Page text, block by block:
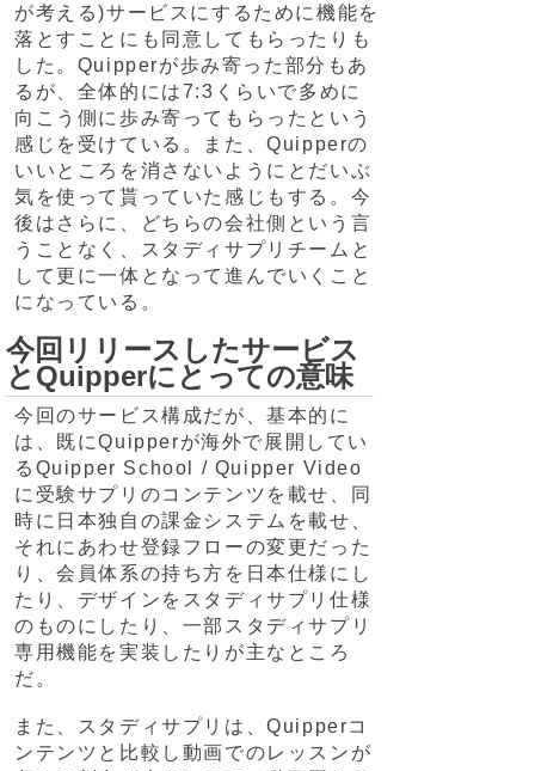
が考える)サービスにするために機能を
落とすことにも同意してもらったりも
した。Quipperが歩み寄った部分もあ
るが、全体的には7:3くらいで多めに
向こう側に歩み寄ってもらったという
感じを受けている。また、Quipperの
いいところを消さないようにとだいぶ
気を使って貰っていた感じもする。今
後はさらに、どちらの会社側という言
うことなく、スタディサプリチームと
して更に一体となって進んでいくこと
になっている。
今回リリースしたサービス
とQuipperにとっての意味
今回のサービス構成だが、基本的に
は、既にQuipperが海外で展開してい
るQuipper School / Quipper Video
に受験サプリのコンテンツを載せ、同
時に日本独自の課金システムを載せ、
それにあわせ登録フローの変更だった
り、会員体系の持ち方を日本仕様にし
たり、デザインをスタディサプリ仕様
のものにしたり、一部スタディサプリ
専用機能を実装したりが主なところ
だ。
また、スタディサプリは、Quipperコ
ンテンツと比較し動画でのレッスンが